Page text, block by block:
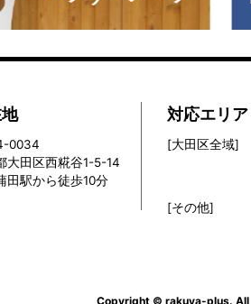
0034
大田区西糀谷1-5-14
田駅から徒歩10分
対応エリア
[大田区全域]
[その他]
Copyright © rakuya-plus.